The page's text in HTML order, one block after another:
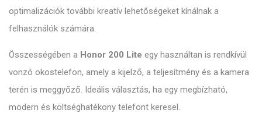
optimalizációk további kreatív lehetőségeket kínálnak a
felhasználók számára.
Összességében a Honor 200 Lite egy használtan is rendkívül
vonzó okostelefon, amely a kijelző, a teljesítmény és a kamera
terén is meggyőző. Ideális választás, ha egy megbízható,
modern és költséghatékony telefont keresel.